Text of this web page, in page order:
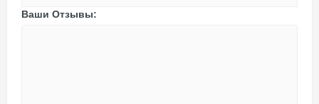
Ваши Отзывы: